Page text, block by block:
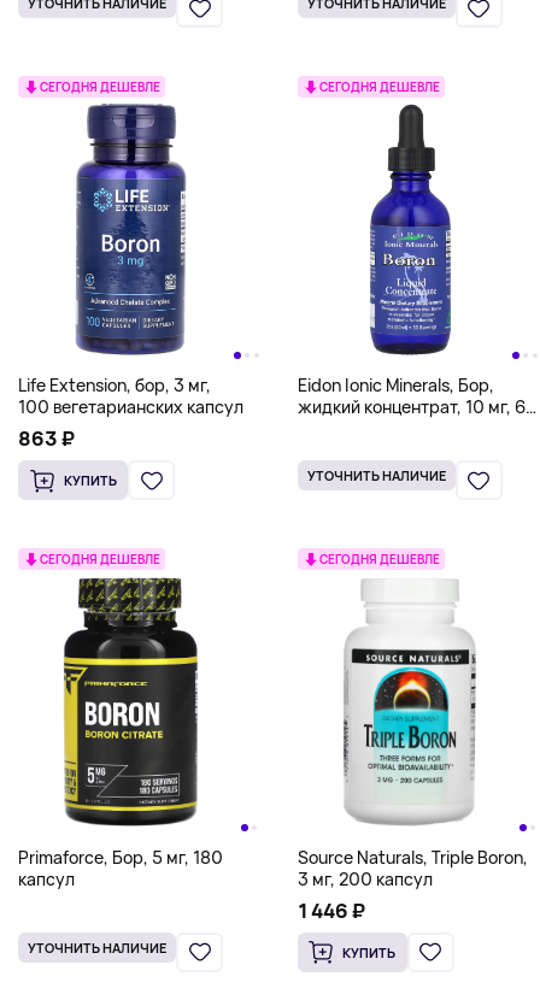
СЕГОДНЯ ДЕШЕВЛЕ
Life Extension, бор, 3 мг,
100 вегетарианских капсул
863 ₽
КУПИТЬ
СЕГОДНЯ ДЕШЕВЛЕ
Eidon Ionic Minerals, Бор,
жидкий концентрат, 10 мг, 60
УТОЧНИТЬ НАЛИЧИЕ
СЕГОДНЯ ДЕШЕВЛЕ
Primaforce, Бор, 5 мг, 180
капсул
УТОЧНИТЬ НАЛИЧИЕ
СЕГОДНЯ ДЕШЕВЛЕ
Source Naturals, Triple Boron,
3 мг, 200 капсул
1 446 ₽
КУПИТЬ